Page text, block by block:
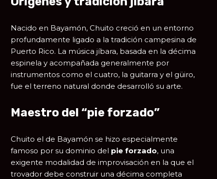
Nacido en Bayamón, Chuito creció en un entorno
profundamente ligado a la tradición campesina de
Puerto Rico. La música jíbara, basada en la décima
espinela y acompañada generalmente por
instrumentos como el cuatro, la guitarra y el güiro,
fue el terreno natural donde desarrolló su arte.
Maestro del “pie forzado”
Chuito el de Bayamón se hizo especialmente
famoso por su dominio del pie forzado, una
exigente modalidad de improvisación en la que el
trovador debe construir una décima completa